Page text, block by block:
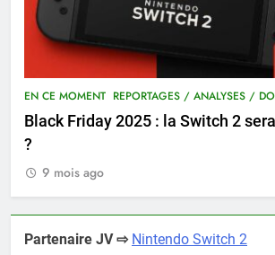
EN CE MOMENT REPORTAGES / ANALYSES /
Black Friday 2025 : la Switch 2
?
9 mois ago
Partenaire JV ⇨ Nintendo Switch 2